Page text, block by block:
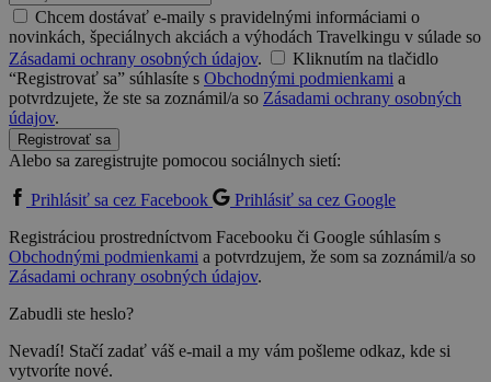
Chcem dostávať e-maily s pravidelnými informáciami o
novinkách, špeciálnych akciách a výhodách Travelkingu v súlade so
Zásadami ochrany osobných údajov.
Kliknutím na tlačidlo
“Registrovať sa” súhlasíte s Obchodnými podmienkami a
potvrdzujete, že ste sa zoznámil/a so Zásadami ochrany osobných
údajov.
Registrovať sa
Alebo sa zaregistrujte pomocou sociálnych sietí:
Prihlásiť sa cez Facebook
Prihlásiť sa cez Google
Registráciou prostredníctvom Facebooku či Google súhlasím s
Obchodnými podmienkami a potvrdzujem, že som sa zoznámil/a so
Zásadami ochrany osobných údajov.
Zabudli ste heslo?
Nevadí! Stačí zadať váš e-mail a my vám pošleme odkaz, kde si
vytvoríte nové.